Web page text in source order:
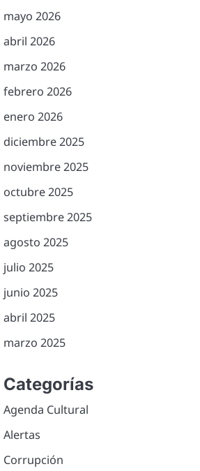
mayo 2026
abril 2026
marzo 2026
febrero 2026
enero 2026
diciembre 2025
noviembre 2025
octubre 2025
septiembre 2025
agosto 2025
julio 2025
junio 2025
abril 2025
marzo 2025
Categorías
Agenda Cultural
Alertas
Corrupción